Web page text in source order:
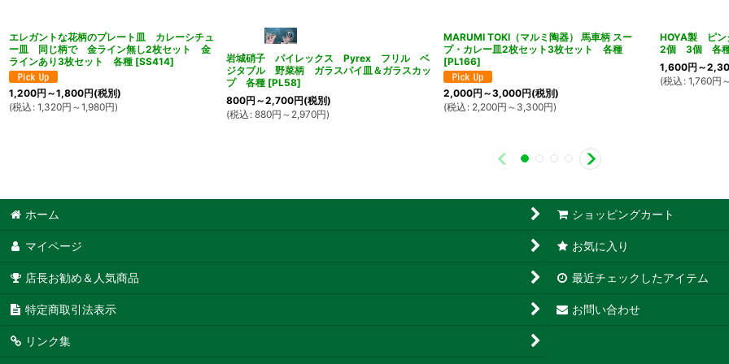
エレガントな花柄のプレート皿 カレーシチュ
ー皿 同じ柄で 金ライン無し2枚セット 金
ラインあり3枚セット 各種 [SS414]
1,200円 ～1,800円(税別)
(税込 : 1,320円 ～1,980円)
岩城硝子 パイレックス Pyrex フリル ベ
ジタブル 野菜柄 ガラスパイ皿＆ガラスカッ
プ 各種 [PL58]
800円 ～2,700円(税別)
(税込 : 880円 ～2,970円)
MARUMI TOKI（マルミ陶器） 馬車柄 スー
プ・カレー皿2枚セット3枚セット 各種
[PL166]
2,000円 ～3,000円(税別)
(税込 : 2,200円 ～3,300円)
HOYA製 ピ
2個 3個 各
1,600円 ～
(税込 : 1,760円
ホーム ショッピングカート
マイページ お気に入り
店長お勧め＆人気商品 最近チェックしたアイテム
特定商取引法表示 お問い合わせ
リンク集